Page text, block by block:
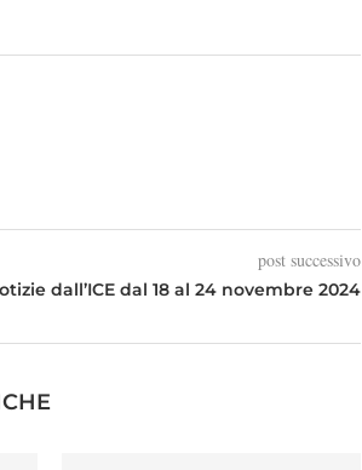
post successivo
dall’ICE dal 18 al 24 novembre 2024